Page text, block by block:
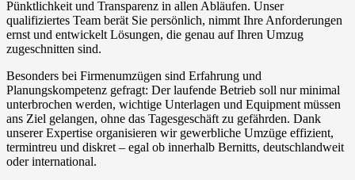
Pünktlichkeit und Transparenz in allen Abläufen. Unser
qualifiziertes Team berät Sie persönlich, nimmt Ihre Anforderungen
ernst und entwickelt Lösungen, die genau auf Ihren Umzug
zugeschnitten sind.
Besonders bei Firmenumzügen sind Erfahrung und
Planungskompetenz gefragt: Der laufende Betrieb soll nur minimal
unterbrochen werden, wichtige Unterlagen und Equipment müssen
ans Ziel gelangen, ohne das Tagesgeschäft zu gefährden. Dank
unserer Expertise organisieren wir gewerbliche Umzüge effizient,
termintreu und diskret – egal ob innerhalb Bernitts, deutschlandweit
oder international.